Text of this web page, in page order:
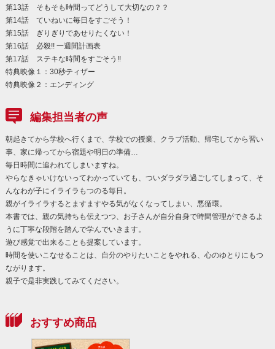
第13話 そもそも時間ってどうして大切なの？？
第14話 ていねいに毎日をすごそう！
第15話 ぎりぎりであせりたくない！
第16話 必殺!! 一週間計画表
第17話 ステキな時間をすごそう!!
特典映像１：30秒ティザー
特典映像２：エンディング
編集担当者の声
朝起きてから学校へ行くまで、学校での授業、クラブ活動、帰宅してから習い
事、家に帰ってから宿題や明日の準備…
毎日時間に追われてしまいますね。
やらなきゃいけないってわかっていても、ついダラダラ過ごしてしまって、そ
んなわが子にイライラもつのる毎日。
親がイライラするとますますやる気がなくなってしまい、悪循環。
本書では、親の気持ちも伝えつつ、お子さんが自分自身で時間管理ができるよ
うに丁寧な段階を踏んで学んでいきます。
遊び感覚で出来ることも提案しています。
時間を使いこなせることは、自分のやりたいことをやれる、心のゆとりにもつ
ながります。
親子で是非実践してみてください。
おすすめ商品